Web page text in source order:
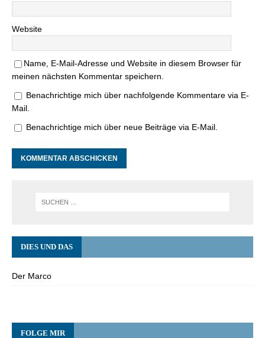
Website
Name, E-Mail-Adresse und Website in diesem Browser für
meinen nächsten Kommentar speichern.
Benachrichtige mich über nachfolgende Kommentare via E-
Mail.
Benachrichtige mich über neue Beiträge via E-Mail.
DIES UND DAS
Der Marco
FOLGE MIR